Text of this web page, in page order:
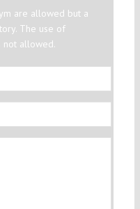
are allowed but a
The use of
not allowed.